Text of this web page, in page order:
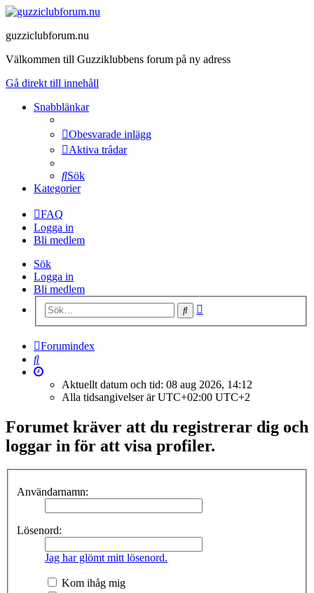
guzziclubforum.nu
Välkommen till Guzziklubbens forum på ny adress
Gå direkt till innehåll
Snabblänkar
Obesvarade inlägg
Aktiva trådar
Sök
Kategorier
FAQ
Logga in
Bli medlem
Sök
Logga in
Bli medlem
Sök
Forumindex
Sök
Aktuellt datum och tid: 08 aug 2026, 14:12
Alla tidsangivelser är UTC+02:00 UTC+2
Forumet kräver att du registrerar dig och
loggar in för att visa profiler.
Användarnamn:
Lösenord:
Jag har glömt mitt lösenord.
Kom ihåg mig